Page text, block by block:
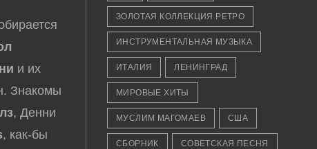
и их
Знакомы
, Денни
, как-бы
ЗОЛОТАЯ КОЛЛЕКЦИЯ РЕТРО
ИНСТРУМЕНТАЛЬНАЯ МУЗЫКА
ИТАЛИЯ ЛЕНИНГРАД
МИРОВЫЕ ХИТЫ
МУСЛИМ МАГОМАЕВ США
СБОРНИК СОВЕТСКАЯ ПЕСНЯ